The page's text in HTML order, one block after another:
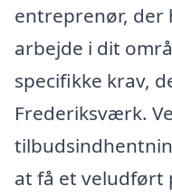
entreprenør, der
arbejde i dit
specifikke krav,
Frederiksværk.
at få et veludført